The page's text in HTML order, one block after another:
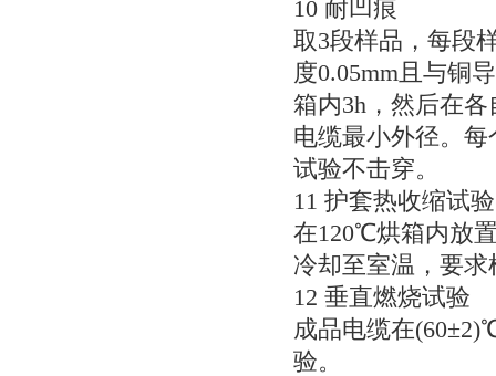
10耐凹痕
取3段样品，每段
度0.05mm且与铜
箱内3h，然后在
电缆最小外径。
试验不击穿。
11护套热收缩试
在120℃烘箱内放
冷却至室温，要
12垂直燃烧试验
成品电缆在
验。